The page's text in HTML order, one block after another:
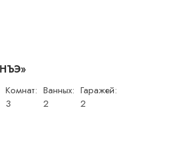
Комнат:
3
Ванных:
2
Гаражей:
2